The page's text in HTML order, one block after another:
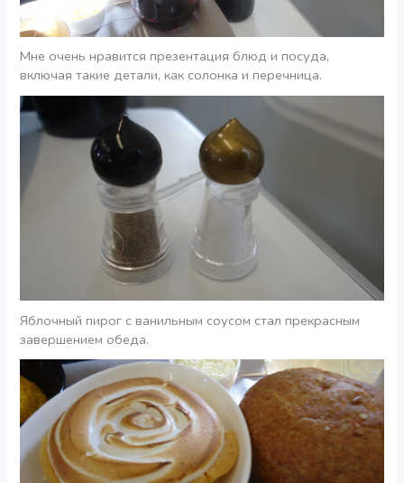
Мне очень нравится презентация блюд и посуда,
включая такие детали, как солонка и перечница.
Яблочный пирог с ванильным соусом стал прекрасным
завершением обеда.